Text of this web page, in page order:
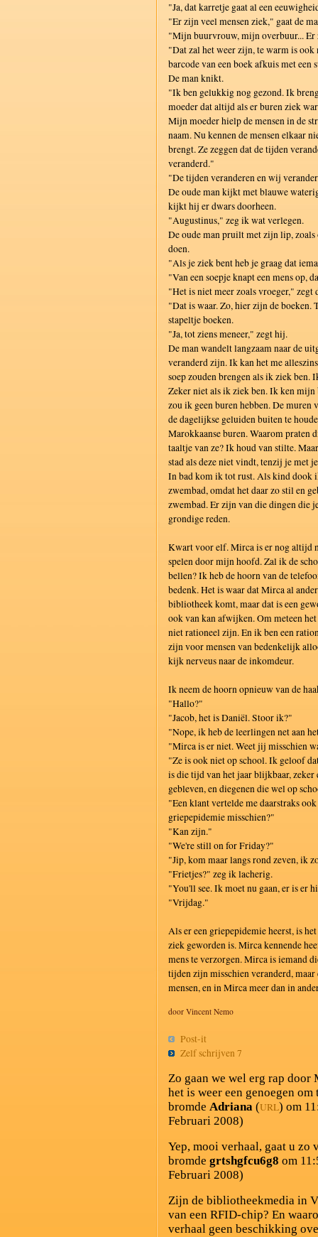
"Ja, dat karretje gaat al een
"Er zijn veel mensen ziek," gaat de
"Mijn buurvrouw, mijn overbuur...
"Dat zal het weer zijn, te warm is
barcode van een boek afkuis met een
De man knikt.
"Ik ben gelukkig nog gezond. Ik
moeder dat altijd als er buren ziek
Mijn moeder hielp de mensen in de
naam. Nu kennen de mensen elkaar
brengt. Ze zeggen dat de tijden
veranderd."
"De tijden veranderen en wij
De oude man kijkt met blauwe
kijkt hij er dwars doorheen.
"Augustinus," zeg ik wat verlegen.
De oude man pruilt met zijn lip, zoals
doen.
"Als je ziek bent heb je graag dat
"Van een soepje knapt een mens op,
"Het is niet meer zoals vroeger," zegt
"Dat is waar. Zo, hier zijn de
stapeltje boeken.
"Ja, tot ziens meneer," zegt hij.
De man wandelt langzaam naar de
veranderd zijn. Ik kan het me
soep zouden brengen als ik ziek ben.
Zeker niet als ik ziek ben. Ik ken
zou ik geen buren hebben. De
de dagelijkse geluiden buiten te
Marokkaanse buren. Waarom praten
taaltje van ze? Ik houd van stilte.
stad als deze niet vindt, tenzij je met
In bad kom ik tot rust. Als kind dook
zwembad, omdat het daar zo stil en
zwembad. Er zijn van die dingen die
grondige reden.
Kwart voor elf. Mirca is er nog altijd
spelen door mijn hoofd. Zal ik de
bellen? Ik heb de hoorn van de
bedenk. Het is waar dat Mirca al
bibliotheek komt, maar dat is een
ook van kan afwijken. Om meteen
niet rationeel zijn. En ik ben een
zijn voor mensen van bedenkelijk
kijk nerveus naar de inkomdeur.
Ik neem de hoorn opnieuw van de
"Hallo?"
"Jacob, het is Daniël. Stoor ik?"
"Nope, ik heb de leerlingen net aan
"Mirca is er niet. Weet jij misschien
"Ze is ook niet op school. Ik geloof
is die tijd van het jaar blijkbaar,
gebleven, en diegenen die wel op
"Een klant vertelde me daarstraks
griepepidemie misschien?"
"Kan zijn."
"We're still on for Friday?"
"Jip, kom maar langs rond zeven, ik
"Frietjes?" zeg ik lacherig.
"You'll see. Ik moet nu gaan, er is er
"Vrijdag."
Als er een griepepidemie heerst, is
ziek geworden is. Mirca kennende
mens te verzorgen. Mirca is iemand
tijden zijn misschien veranderd,
mensen, en in Mirca meer dan in
door Vincent Nemo
Post-it
Zelf schrijven 7
Zo gaan we wel erg rap
het is weer een genoegen
bromde Adriana (URL) om
Februari 2008)
Yep, mooi verhaal, gaat u zo
bromde grtshgfcu6g8 om
Februari 2008)
Zijn de bibliotheekmedia in
van een RFID-chip? En
verhaal geen beschikking